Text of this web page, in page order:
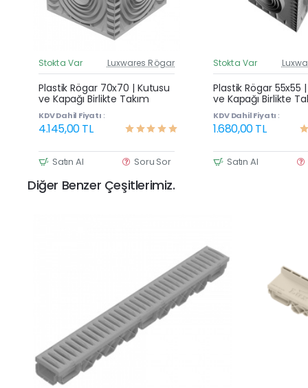
Güncel Fiyat
Yeni Ürün
Stokta Var Luxwares Rögar
Plastik Rögar 70x70 | Kutusu
ve Kapağı Birlikte Takım
KDV Dahil Fiyatı :
4.145,00 TL
Satın Al Soru Sor
Stokta Var
Plastik Rögar 55x55
ve Kapağı Birlikte
KDV Dahil Fiyatı :
1.680,00 TL
Satın Al
Diğer Benzer Çeşitlerimiz.